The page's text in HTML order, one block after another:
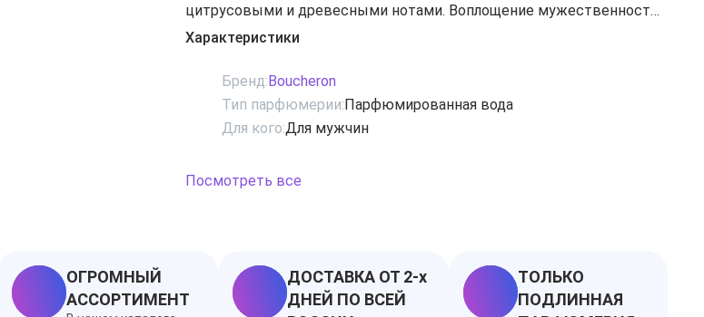
цитрусовыми и древесными нотами. Воплощение мужественности
и элегантности, больше подходит для состоявшихся, зрелых мужчин.
Ноты: амбра, апельсин, базилик , бензоин, бергамот, бобы тонка ,
иланг, корень ириса, лаванда, ладан, ландыш, мандарин, мускус, роза,
сандаловое дерево, цитрусы
Характеристики
Бренд:Boucheron
Тип парфюмерии:Парфюмированная вода
Для кого:Для мужчин
Посмотреть все
ОГРОМНЫЙ
АССОРТИМЕНТ
ДОСТАВКА ОТ 2-х
ДНЕЙ ПО ВСЕЙ
ТОЛЬКО
ПОДЛИННАЯ